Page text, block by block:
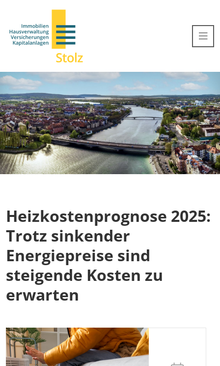
Heizkostenprognose 2025:
Trotz sinkender
Energiepreise sind
steigende Kosten zu
erwarten